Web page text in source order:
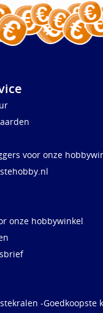
voor onze
onze hobbywinkel
-Goedkoopste